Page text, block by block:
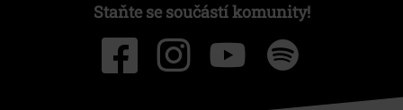
Staňte se součástí komunity!